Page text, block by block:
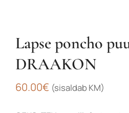
Lapse poncho
DRAAKON
60.00€ (sisaldab KM)